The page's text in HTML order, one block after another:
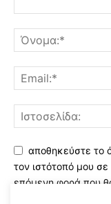
αποθηκεύστε το
τον ιστότοπό μου
επόμενη φορά που